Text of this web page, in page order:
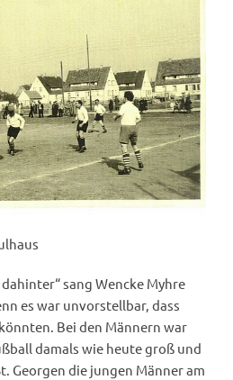
sang Wencke Myhre
es war unvorstellbar, dass
Bei den Männern war
damals wie heute groß und
Georgen die jungen Männer am